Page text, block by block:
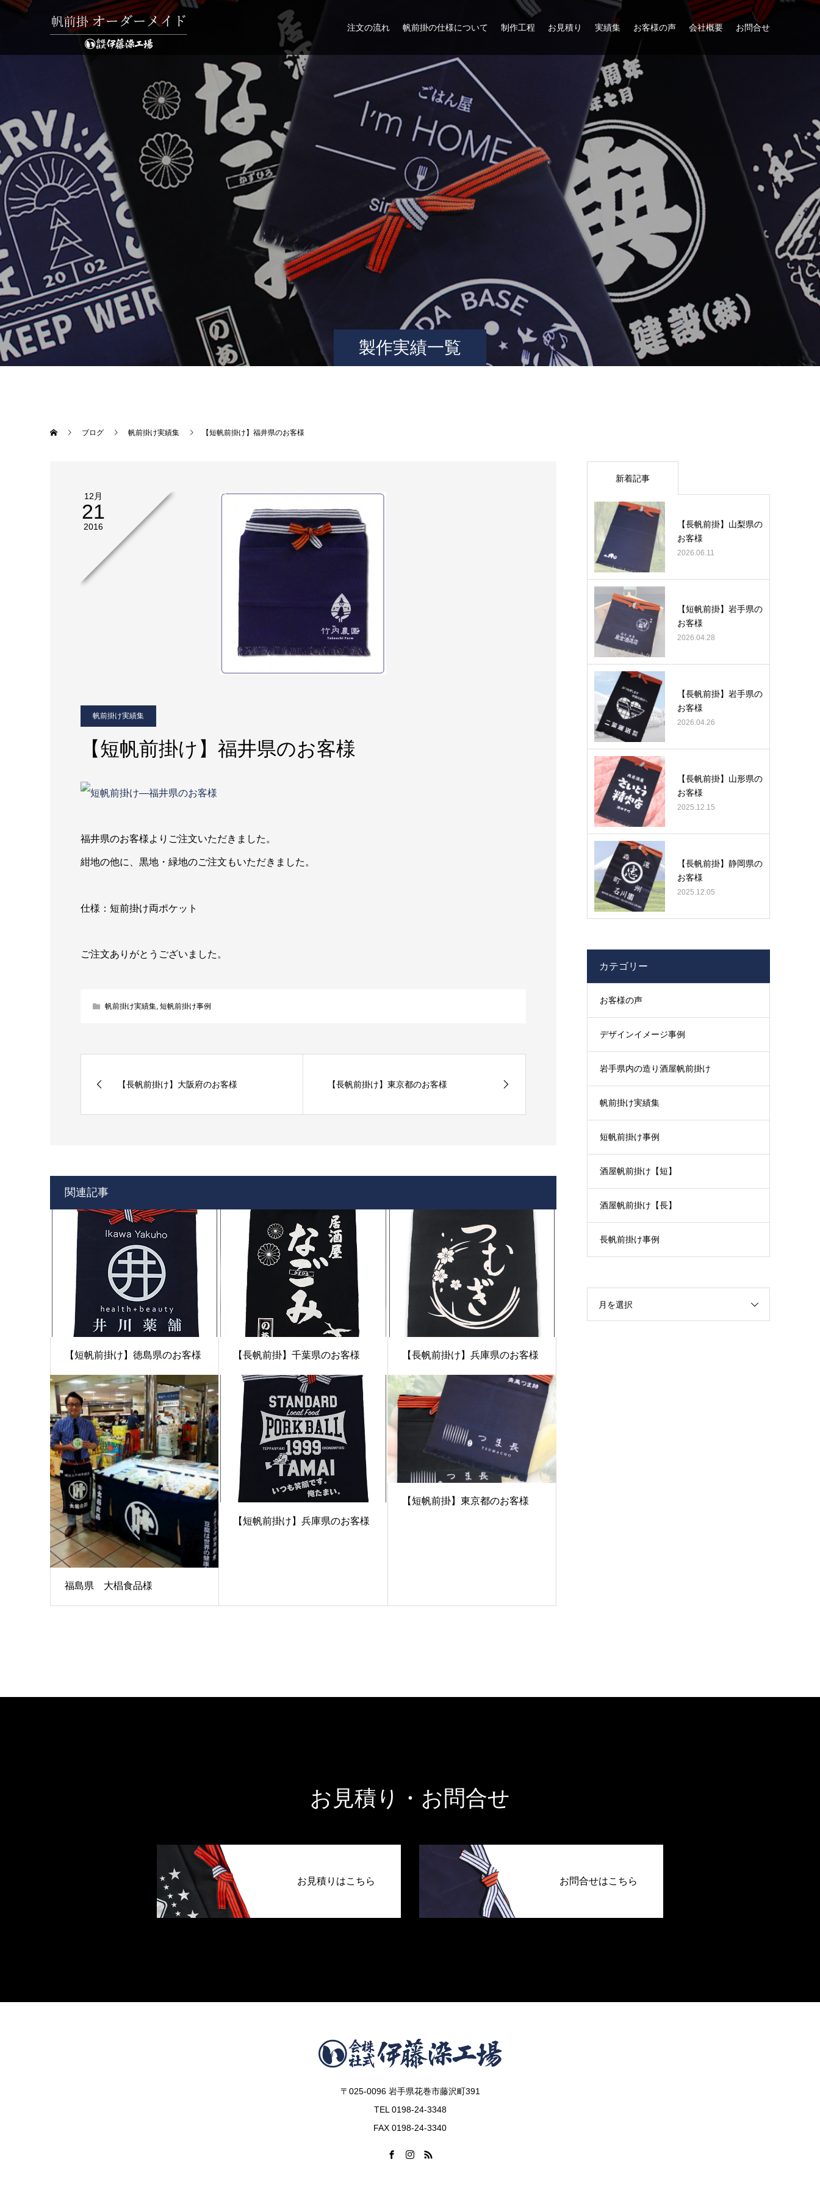
注文の流れ 帆前掛の仕様について 制作工程 お見積り 実績集 お客様の声 会社概要 お問合せ
製作実績一覧
ブログ 帆前掛け実績集 【短帆前掛け】福井県のお客様
12月
21
2016
帆前掛け実績集
【短帆前掛け】福井県のお客様
福井県のお客様よりご注文いただきました。
紺地の他に、黒地・緑地のご注文もいただきました。
仕様：短前掛け両ポケット
ご注文ありがとうございました。
帆前掛け実績集, 短帆前掛け事例
【長帆前掛け】大阪府のお客様 【長帆前掛け】東京都のお客様
関連記事
【短帆前掛け】徳島県のお客様 【長帆前掛】千葉県のお客様 【長帆前掛け】兵庫県のお客様
福島県 大椙食品様
【短帆前掛け】兵庫県のお客様
【短帆前掛】東京都のお客様
新着記事
【長帆前掛】山梨県の
お客様
2026.06.11
【短帆前掛】岩手県の
お客様
2026.04.28
【長帆前掛】岩手県の
お客様
2026.04.26
【長帆前掛】山形県の
お客様
2025.12.15
【長帆前掛】静岡県の
お客様
2025.12.05
カテゴリー
お客様の声
デザインイメージ事例
岩手県内の造り酒屋帆前掛け
帆前掛け実績集
短帆前掛け事例
酒屋帆前掛け【短】
酒屋帆前掛け【長】
長帆前掛け事例
月を選択
お見積り・お問合せ
お見積りはこちら お問合せはこちら
〒025-0096 岩手県花巻市藤沢町391
TEL 0198-24-3348
FAX 0198-24-3340